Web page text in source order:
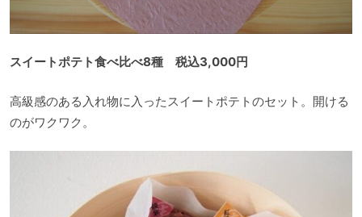
スイートポテト食べ比べ8種 税込3,000円
高級感のある入れ物に入ったスイートポテトのセット。開ける
のがワクワク。